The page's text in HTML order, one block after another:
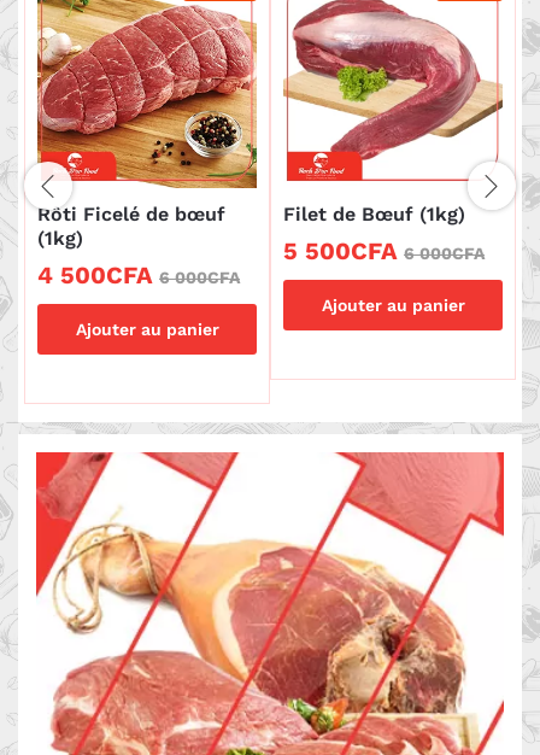
Rôti Ficelé de bœuf
(1kg)
4 500CFA 6 000CFA
Ajouter au panier
Filet de Bœuf (1kg)
5 500CFA 6 000CFA
Ajouter au panier